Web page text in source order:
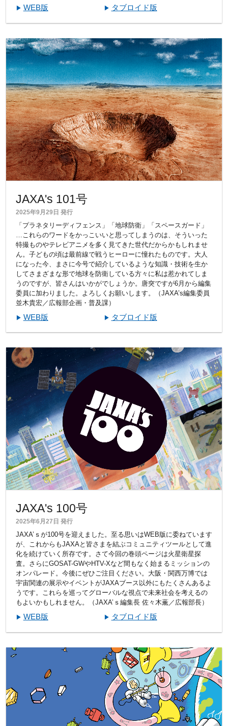
WEB版 タブロイド版
JAXA's 101号
2025年9月29日 発行
「プラネタリーディフェンス」「地球防衛」「スペースガード」
…これらのワードをかっこいいと思ってしまうのは、そういった
特撮ものやテレビアニメを多く見てきた世代だからかもしれませ
ん。子どもの頃は最前線で戦うヒーローに憧れたものです。大人
になった今、まさに今号で紹介しているような知識・技術を生か
してさまざまな形で地球を防衛している方々に私は惹かれてしま
うのですが、皆さんはいかがでしょうか。唐突ですが6月から編集
委員に加わりました。よろしくお願いします。（JAXA’s編集委員
並木貴宏／広報部企画・普及課）
WEB版 タブロイド版
JAXA's 100号
2025年6月27日 発行
JAXA’ｓが100号を迎えました。至る思いはWEB版に委ねています
が、これからもJAXAと皆さまを結ぶコミュニティツールとして進
化を続けていく所存です。さて今回の巻頭ページは火星衛星探
査。さらにGOSAT-GWやHTV-Xなど間もなく始まるミッションの
オンパレード。今後にぜひご注目ください。大阪・関西万博では
宇宙関連の展示やイベントがJAXAブース以外にもたくさんあるよ
うです。これらを巡ってグローバルな視点で未来社会を考えるの
もよいかもしれません。（JAXA’ｓ編集長 佐々木薫／広報部長）
WEB版 タブロイド版